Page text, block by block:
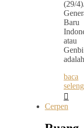
(29/4).
Baru
atau
Genbi
baca
Cerpen